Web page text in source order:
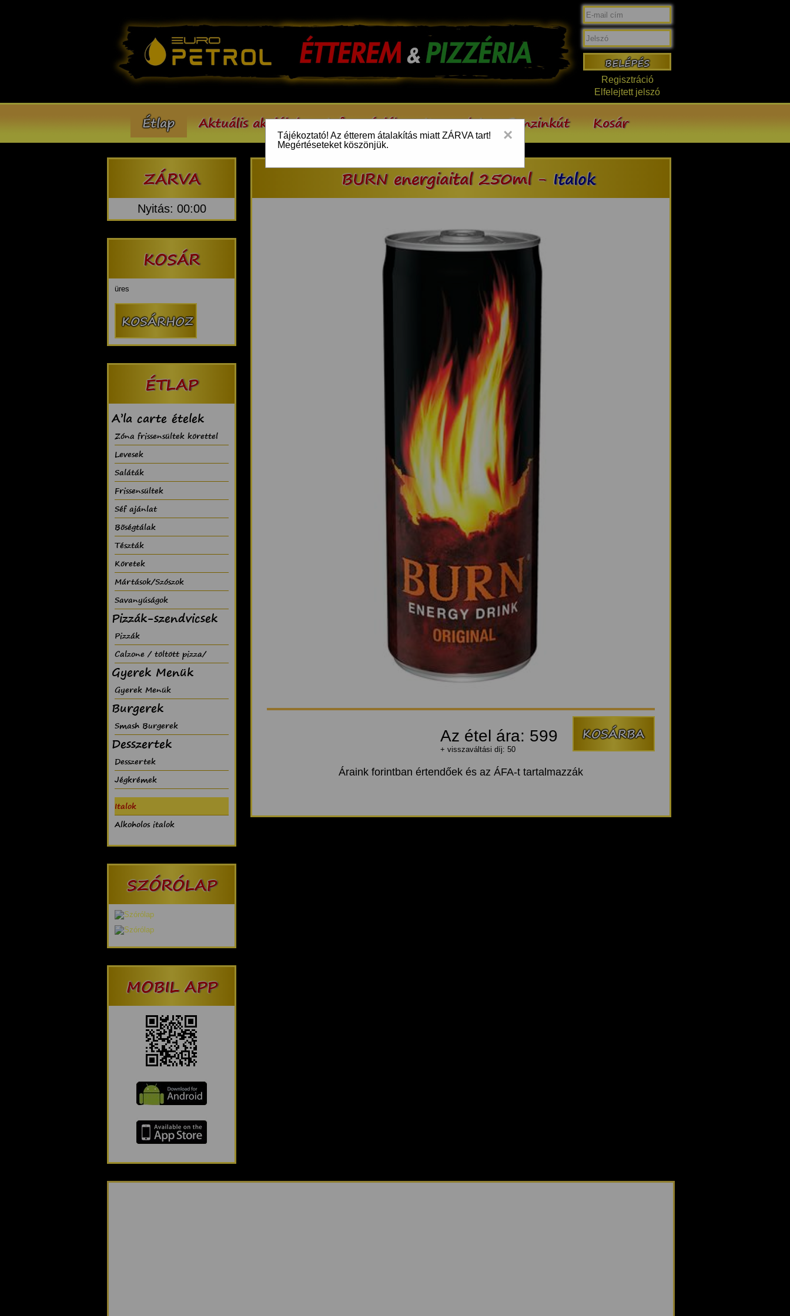
×
Tájékoztató! Az étterem átalakítás miatt ZÁRVA tart!
Megértéseteket köszönjük.
Regisztráció
Elfelejtett jelszó
Étlap Aktuális akcióink Információk Kapcsolat Benzinkút Kosár
ZÁRVA
Nyitás: 00:00
KOSÁR
üres
ÉTLAP
A’la carte ételek
Zóna frissensültek körettel
Levesek
Saláták
Frissensültek
Séf ajánlat
Bõségtálak
Tészták
Köretek
Mártások/Szószok
Savanyúságok
Pizzák-szendvicsek
Pizzák
Calzone / töltött pizza/
Gyerek Menük
Gyerek Menük
Burgerek
Smash Burgerek
Desszertek
Desszertek
Jégkrémek
Italok
Alkoholos italok
SZÓRÓLAP
MOBIL APP
BURN energiaital 250ml - Italok
Az étel ára: 599
+ visszaváltási díj: 50
Áraink forintban értendőek és az ÁFA-t tartalmazzák